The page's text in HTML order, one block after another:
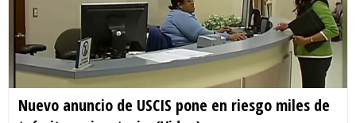
Nuevo anuncio de USCIS pone en riesgo miles de